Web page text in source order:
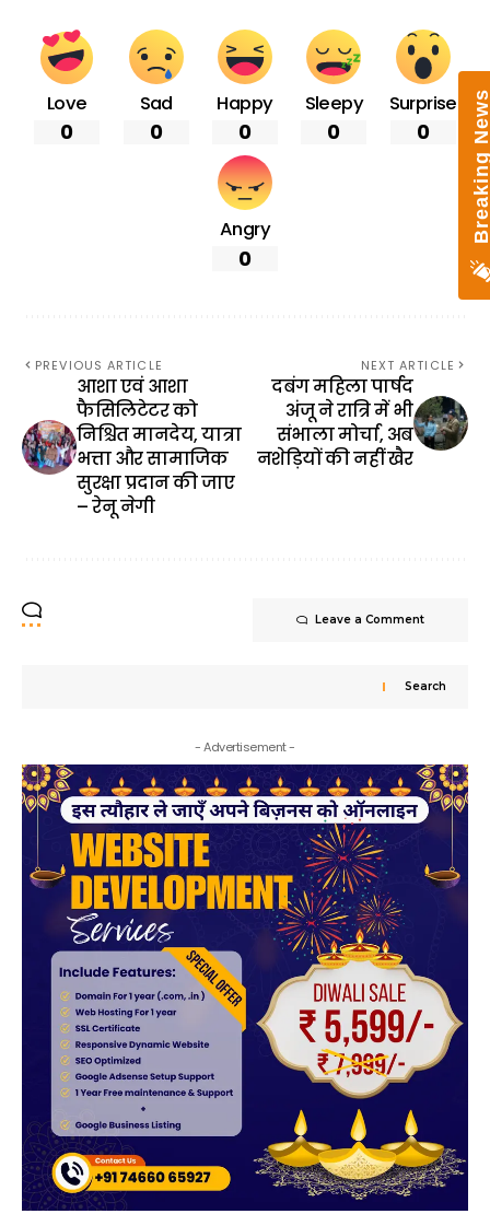
Love
0
Sad
0
Happy
0
Sleepy
0
Surprise
0
Angry
0
PREVIOUS ARTICLE
आशा एवं आशा
फैसिलिटेटर को
निश्चित मानदेय, यात्रा
भत्ता और सामाजिक
सुरक्षा प्रदान की जाए
– रेनू नेगी
NEXT ARTICLE
दबंग महिला पार्षद
अंजू ने रात्रि में भी
संभाला मोर्चा, अब
नशेड़ियों की नहीं खैर
Leave a Comment
Search
- Advertisement -